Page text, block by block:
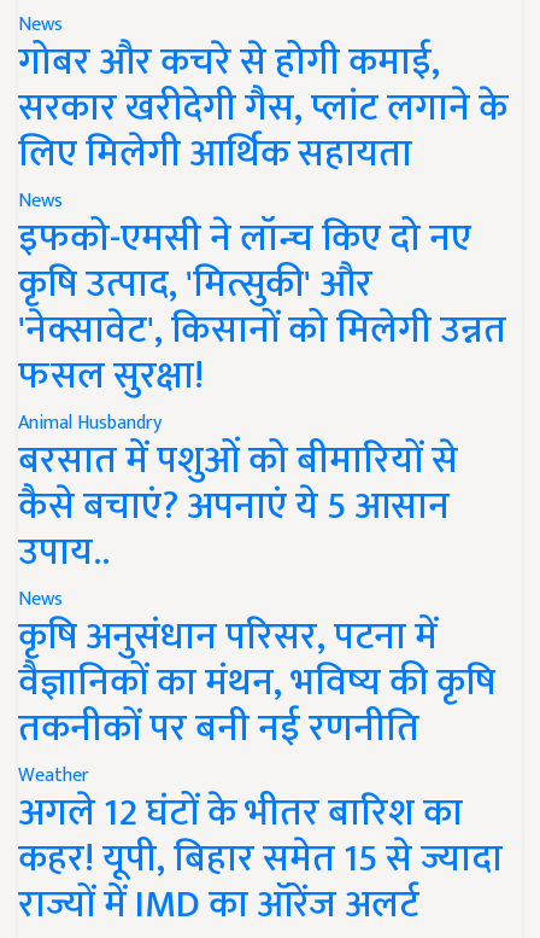
News
गोबर और कचरे से होगी कमाई,
सरकार खरीदेगी गैस, प्लांट लगाने के
लिए मिलेगी आर्थिक सहायता
News
इफको-एमसी ने लॉन्च किए दो नए
कृषि उत्पाद, 'मित्सुकी' और
'नेक्सावेट', किसानों को मिलेगी उन्नत
फसल सुरक्षा!
Animal Husbandry
बरसात में पशुओं को बीमारियों से
कैसे बचाएं? अपनाएं ये 5 आसान
उपाय..
News
कृषि अनुसंधान परिसर, पटना में
वैज्ञानिकों का मंथन, भविष्य की कृषि
तकनीकों पर बनी नई रणनीति
Weather
अगले 12 घंटों के भीतर बारिश का
कहर! यूपी, बिहार समेत 15 से ज्यादा
राज्यों में IMD का ऑरेंज अलर्ट